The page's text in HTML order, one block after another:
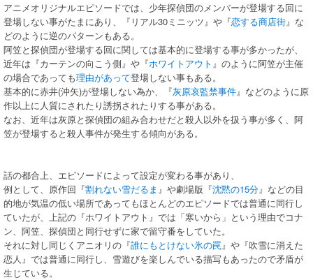
アニメオリジナルエピソードでは、少年探偵団のメンバーが登場する回に
登場しない事がたまにあり、『リアル30ミニッツ』や『恋する商店街』な
どのように逆のパターンもある。
阿笠と探偵団が登場する回に関しては基本的に登場する事が多かったが、
近年は『カーテンの向こう側』や『ホワイトアウト 』のように阿笠が主催
の場合であっても理由があって登場しない事もある。
基本的に赤井(沖矢)が登場しない為か、『灰原哀監禁事件』などのように原
作以上に人質にされたり誘拐されたりする事がある。
なお、近年は灰原と探偵団の組み合わせだと殺人以外を扱う事が多く、阿
笠が登場すると殺人事件が発生する傾向がある。
話の都合上、エピソードによって設定が変わる事があり、
例として、原作回『割れない雪だるま 』や劇場版『沈黙の15分』などの目
的地が気温の低い場所であってもほとんどのエピソードでは普通に同行し
ていたが、上記の『ホワイトアウト』では「寒いから」という理由でコナ
ン、阿笠、探偵団と同行せずに家で留守番をしていた。
それに対し同じくアニオリの『誰にもとけない氷の罠』や『吹雪に消えた
恋人』では普通に同行し、雪遊びを楽しんでいる描写もあったので矛盾が
生じている。